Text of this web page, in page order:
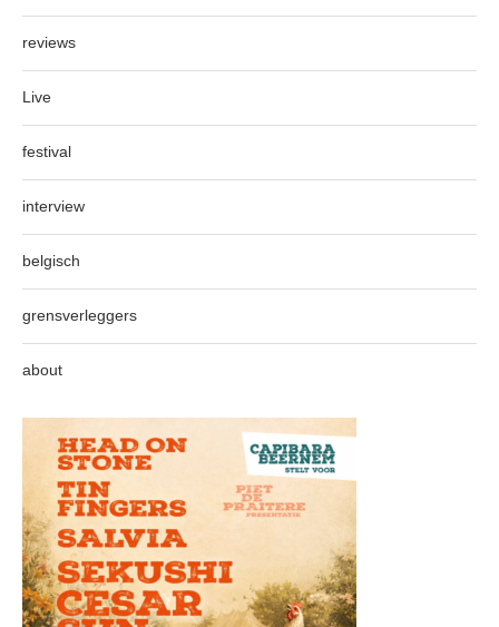
reviews
Live
festival
interview
belgisch
grensverleggers
about